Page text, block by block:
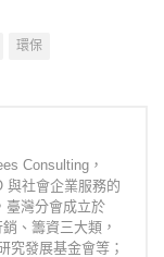
環保
Consulting，
與社會企業服務的
臺灣分會成立於
、籌資三大類，
究發展基金會等；